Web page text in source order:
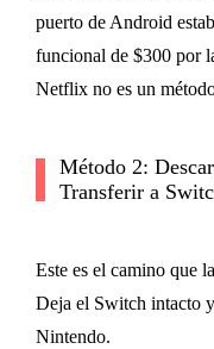
puerto de Android
funcional de $300 por
Netflix no es un
Método 2:
Transferir a
Este es el camino que
Deja el Switch intacto
Nintendo.